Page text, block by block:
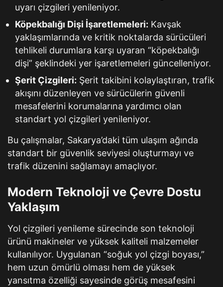
uyarı çizgileri yenileniyor.
Köpekbalığı Dişi İşaretlemeleri: Kavşak
yaklaşımlarında ve kritik noktalarda sürücüleri
tehlikeli durumlara karşı uyaran “köpekbalığı
dişi” şeklindeki yer işaretlemeleri güncelleniyor.
Şerit Çizgileri: Şerit takibini kolaylaştıran, trafik
akışını düzenleyen ve sürücülerin güvenli
mesafelerini korumalarına yardımcı olan
standart yol çizgileri yenileniyor.
Bu çalışmalar, Sakarya’daki tüm ulaşım ağında
standart bir güvenlik seviyesi oluşturmayı ve
trafik düzenini sağlamayı amaçlıyor.
Modern Teknoloji ve Çevre Dostu
Yaklaşım
Yol çizgileri yenileme sürecinde son teknoloji
ürünü makineler ve yüksek kaliteli malzemeler
kullanılıyor. Uygulanan “soğuk yol çizgi boyası,”
hem uzun ömürlü olması hem de yüksek
yansıtma özelliği sayesinde görüş mesafesini